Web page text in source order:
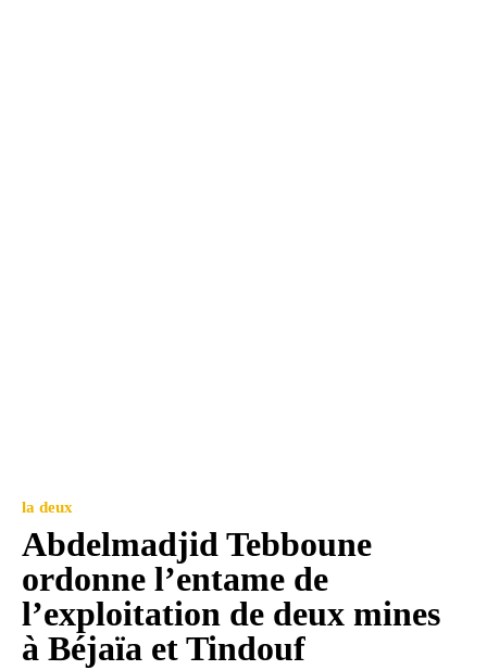
la deux
Abdelmadjid Tebboune
ordonne l’entame de
l’exploitation de deux mines
à Béjaïa et Tindouf